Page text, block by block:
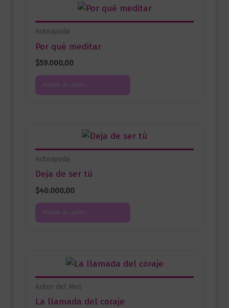
Autoayuda
Por qué meditar
$59.000,00
Añadir al carrito
Autoayuda
Deja de ser tú
$40.000,00
Añadir al carrito
Autor del Mes
La llamada del coraje